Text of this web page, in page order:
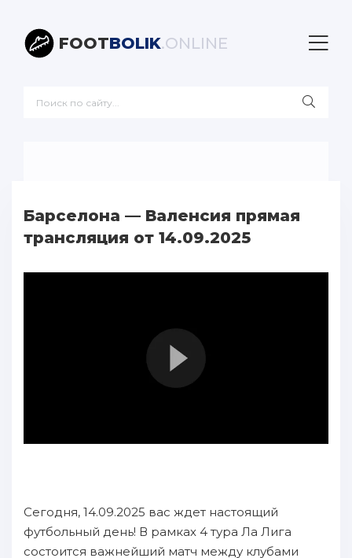
FOOTBOLIK.ONLINE
Барселона — Валенсия прямая
трансляция от 14.09.2025
Сегодня, 14.09.2025 вас ждет настоящий
футбольный день! В рамках 4 тура Ла Лига
состоится важнейший матч между клубами